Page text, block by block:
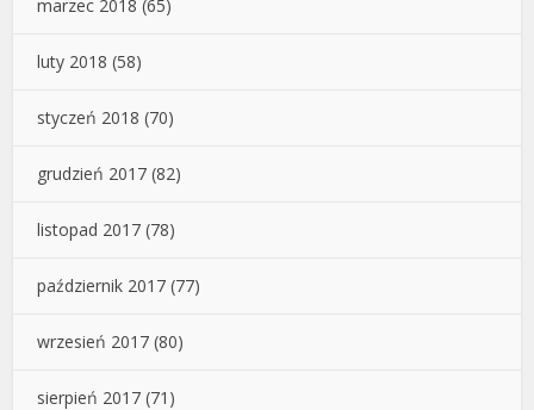
marzec 2018 (65)
luty 2018 (58)
styczeń 2018 (70)
grudzień 2017 (82)
listopad 2017 (78)
październik 2017 (77)
wrzesień 2017 (80)
sierpień 2017 (71)